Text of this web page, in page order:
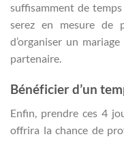
suffisamment de
serez en mesure de
d’organiser un
partenaire.
Bénéficier d’un
Enfin, prendre ces 4
offrira la chance de